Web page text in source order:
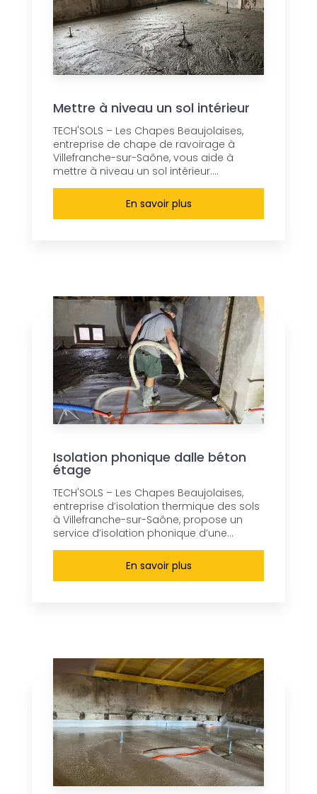
Mettre à niveau un sol intérieur
TECH'SOLS – Les Chapes Beaujolaises,
entreprise de chape de ravoirage à
Villefranche-sur-Saône, vous aide à
mettre à niveau un sol intérieur....
En savoir plus
Isolation phonique dalle béton
étage
TECH'SOLS – Les Chapes Beaujolaises,
entreprise d’isolation thermique des sols
à Villefranche-sur-Saône, propose un
service d’isolation phonique d’une...
En savoir plus